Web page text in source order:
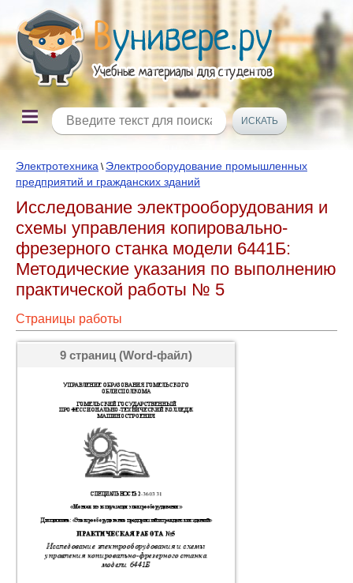
Электротехника \ Электрооборудование промышленных
предприятий и гражданских зданий
Исследование электрооборудования и
схемы управления копировально-
фрезерного станка модели 6441Б:
Методические указания по выполнению
практической работы № 5
Страницы работы
9 страниц (Word-файл)